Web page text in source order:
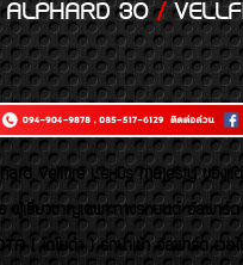
ALPHARD 30/
Vellfire Lexus Majesty ของเเ
ผู้เชี่ยวชาญเฉพาะทางรถยนต์ อัลพาร์ด
( โตโยต้า ) รถนำเข้า อัลพาร์ด เวล